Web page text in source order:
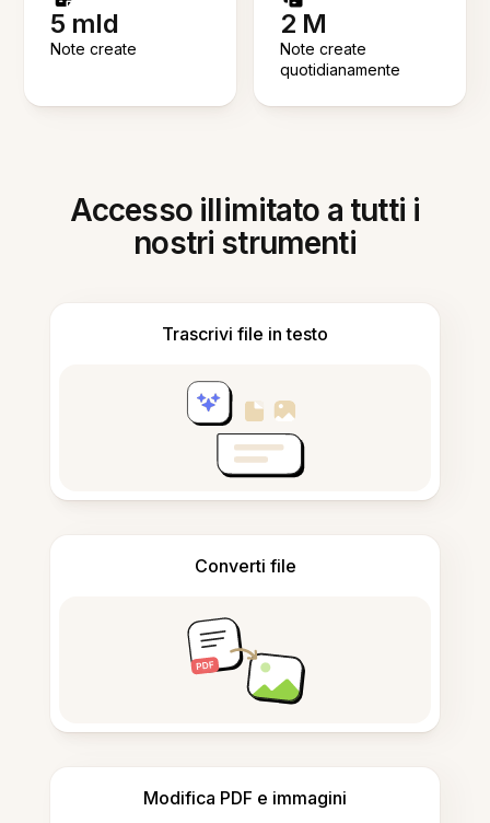
5 mld
Note create
2 M
Note create
quotidianamente
Accesso illimitato a tutti i
nostri strumenti
Trascrivi file in testo
Converti file
Modifica PDF e immagini